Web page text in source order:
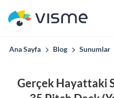
Ana Sayfa Blog Sunumlar
Gerçek Hayattaki